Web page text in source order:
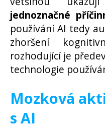
jednoznačné
používání AI tedy
zhoršení
rozhodující je
technologie
Mozková
s AI